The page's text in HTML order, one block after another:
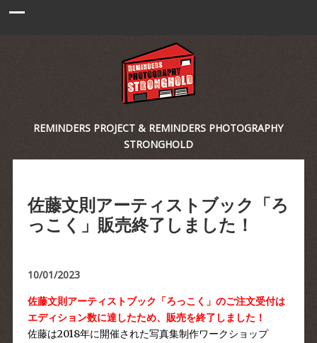
REMINDERS PROJECT & REMINDERS PHOTOGRAPHY
STRONGHOLD
佐藤文則アーティストブック「ろ
っこく」販売終了しました！
10/01/2023
佐藤文則アーティストブック「ろっこく」のご注文受付は
エディション数に達したため、販売を終了しました！
佐藤は2018年に開催された写真集制作ワークショップ